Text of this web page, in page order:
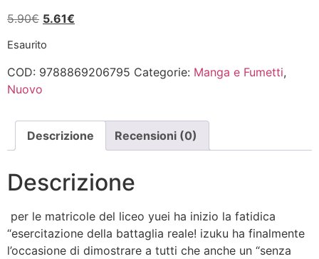
5.90€ Il
originale
era:
5.61€
è:
Esaurito
COD: 9788869206795 Categorie: Manga e Fumetti,
Nuovo
Descrizione Recensioni (0)
Descrizione
per le matricole del liceo yuei ha inizio la fatidica
“esercitazione della battaglia reale! izuku ha finalmente
l’occasione di dimostrare a tutti che anche un “senza